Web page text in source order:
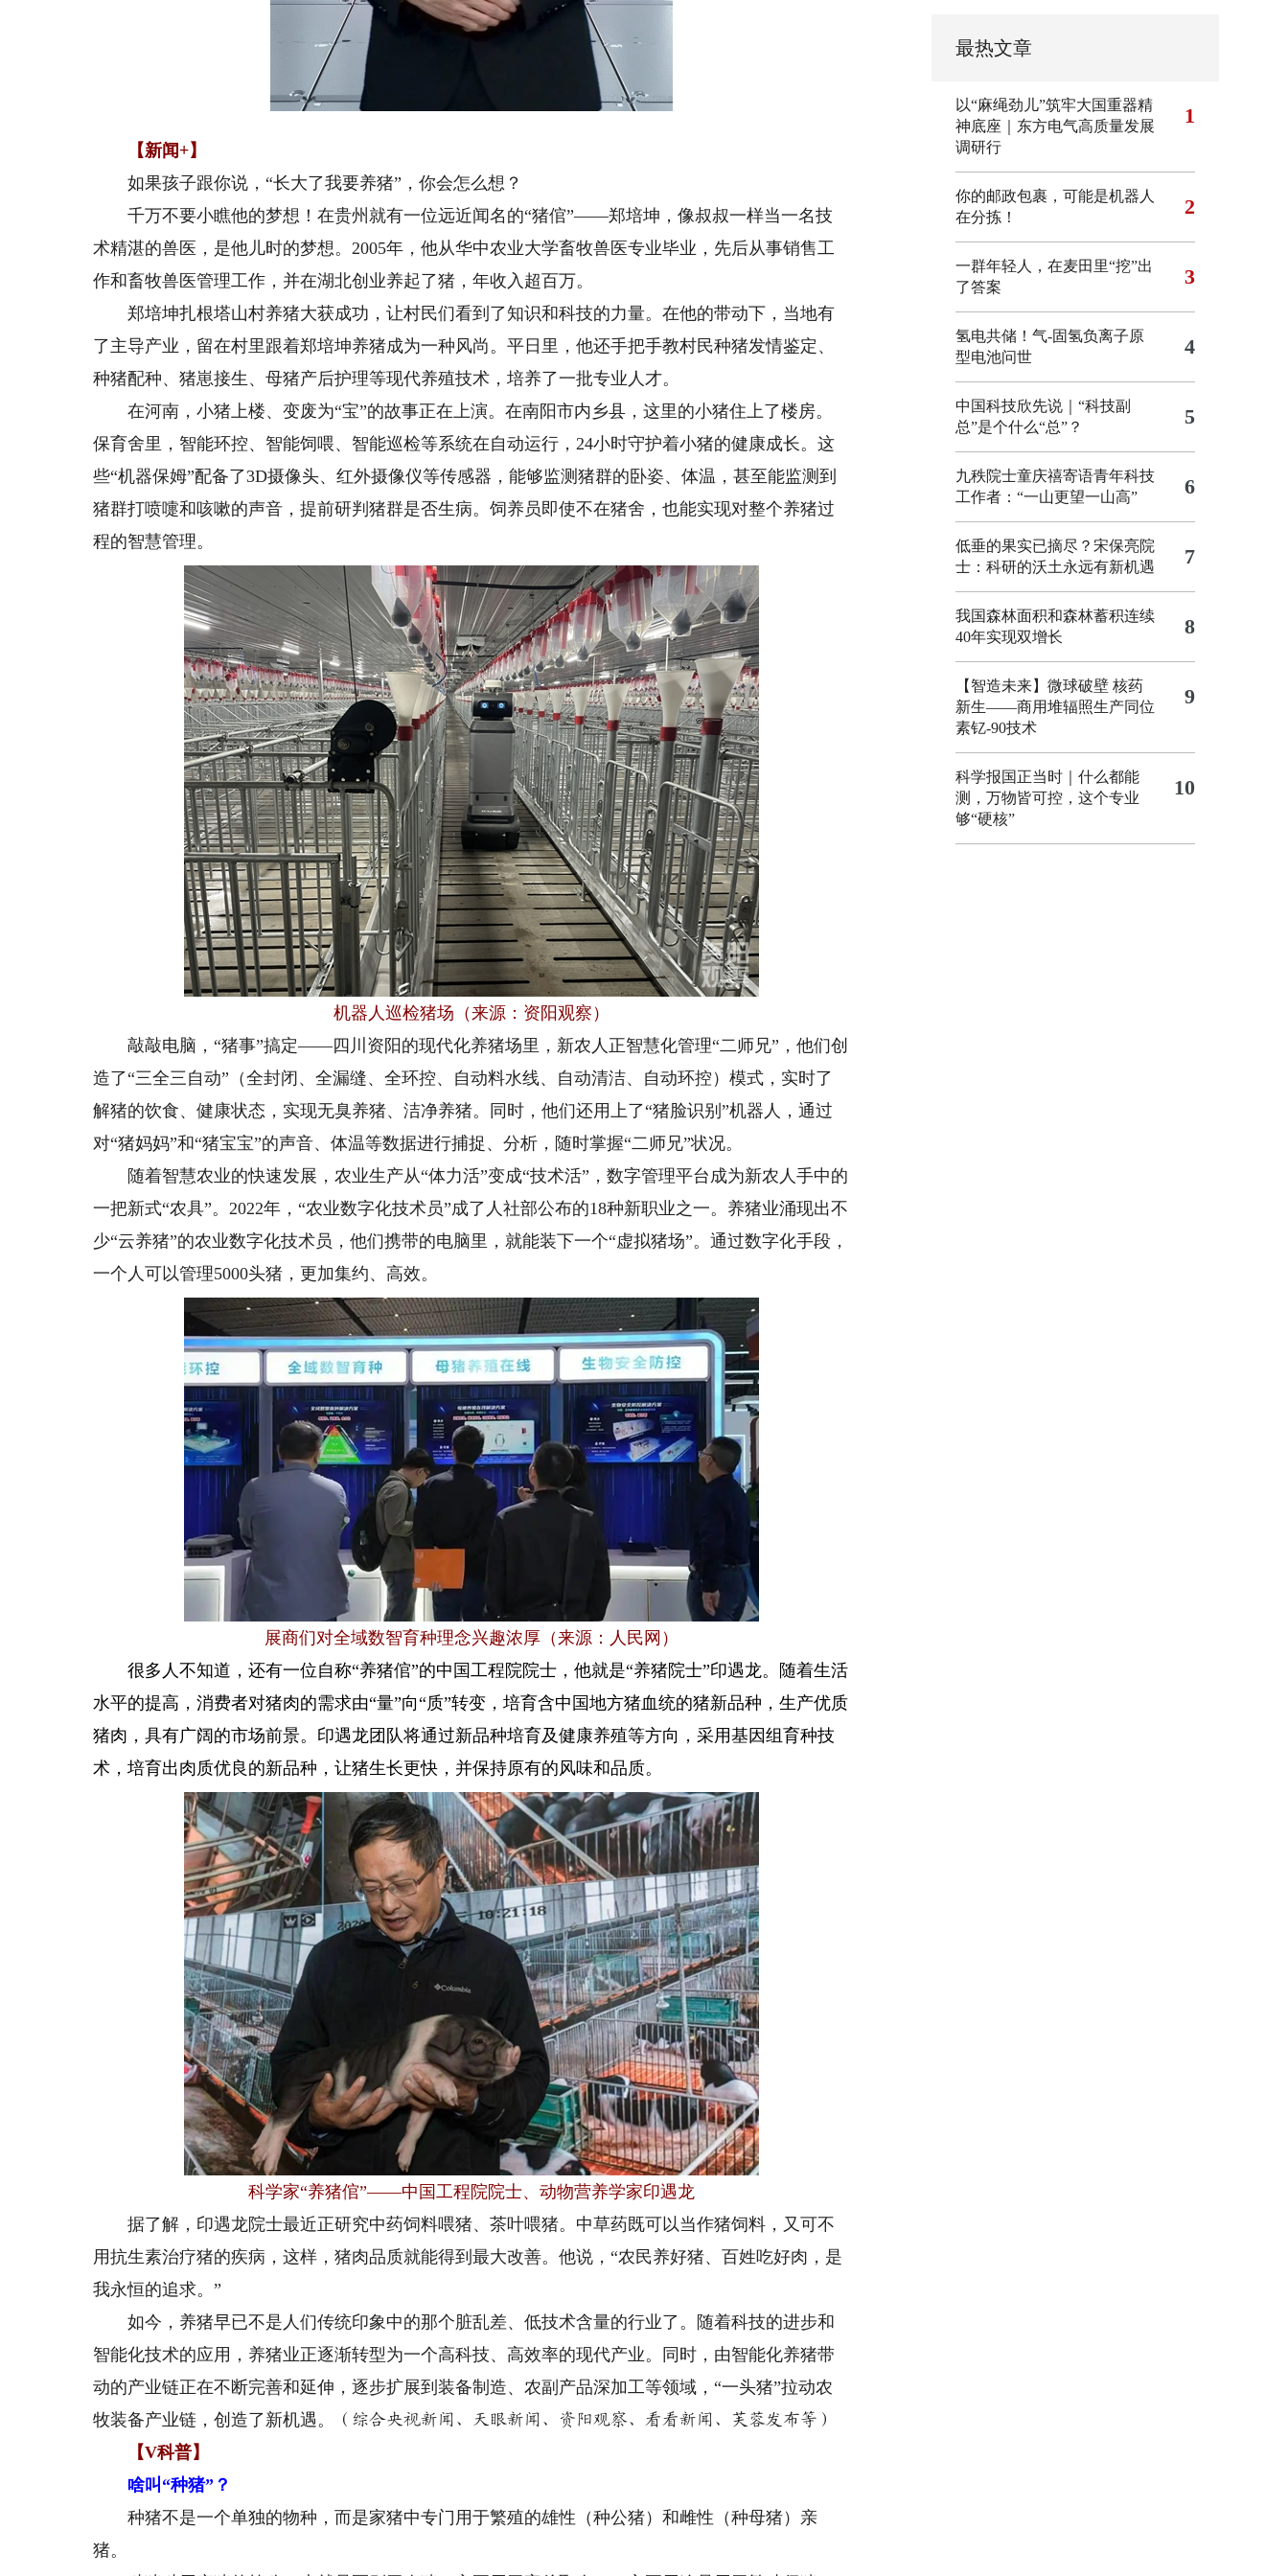
27.13%
Rate
【新闻+】
如果孩子跟你说，“长大了我要养猪”，你会怎么想？
千万不要小瞧他的梦想！在贵州就有一位远近闻名的“猪倌”——郑培坤，像叔叔一样当一名技
术精湛的兽医，是他儿时的梦想。2005年，他从华中农业大学畜牧兽医专业毕业，先后从事销售工
作和畜牧兽医管理工作，并在湖北创业养起了猪，年收入超百万。
郑培坤扎根塔山村养猪大获成功，让村民们看到了知识和科技的力量。在他的带动下，当地有
了主导产业，留在村里跟着郑培坤养猪成为一种风尚。平日里，他还手把手教村民种猪发情鉴定、
种猪配种、猪崽接生、母猪产后护理等现代养殖技术，培养了一批专业人才。
在河南，小猪上楼、变废为“宝”的故事正在上演。在南阳市内乡县，这里的小猪住上了楼房。
保育舍里，智能环控、智能饲喂、智能巡检等系统在自动运行，24小时守护着小猪的健康成长。这
些“机器保姆”配备了3D摄像头、红外摄像仪等传感器，能够监测猪群的卧姿、体温，甚至能监测到
猪群打喷嚏和咳嗽的声音，提前研判猪群是否生病。饲养员即使不在猪舍，也能实现对整个养猪过
程的智慧管理。
机器人巡检猪场（来源：资阳观察）
敲敲电脑，“猪事”搞定——四川资阳的现代化养猪场里，新农人正智慧化管理“二师兄” ，他们创
造了“三全三自动”（全封闭、全漏缝、全环控、自动料水线、自动清洁、自动环控）模式，实时了
解猪的饮食、健康状态，实现无臭养猪、洁净养猪。同时，他们还用上了“猪脸识别”机器人，通过
对“猪妈妈”和“猪宝宝”的声音、体温等数据进行捕捉、分析，随时掌握“二师兄”状况。
随着智慧农业的快速发展，农业生产从“体力活”变成“技术活”，数字管理平台成为新农人手中的
一把新式“农具”。2022年，“农业数字化技术员”成了人社部公布的18种新职业之一。养猪业涌现出不
少“云养猪”的农业数字化技术员，他们携带的电脑里，就能装下一个“虚拟猪场”。通过数字化手段，
一个人可以管理5000头猪，更加集约、高效。
展商们对全域数智育种理念兴趣浓厚（来源：人民网）
很多人不知道，还有一位自称“养猪倌”的中国工程院院士，他就是“养猪院士”印遇龙。随着生活
水平的提高，消费者对猪肉的需求由“量”向“质”转变，培育含中国地方猪血统的猪新品种，生产优质
猪肉，具有广阔的市场前景。印遇龙团队将通过新品种培育及健康养殖等方向，采用基因组育种技
术，培育出肉质优良的新品种，让猪生长更快，并保持原有的风味和品质。
科学家“养猪倌”——中国工程院院士、动物营养学家印遇龙
据了解，印遇龙院士最近正研究中药饲料喂猪、茶叶喂猪。中草药既可以当作猪饲料，又可不
用抗生素治疗猪的疾病，这样，猪肉品质就能得到最大改善。他说，“农民养好猪、百姓吃好肉，是
我永恒的追求。”
如今，养猪早已不是人们传统印象中的那个脏乱差、低技术含量的行业了。随着科技的进步和
智能化技术的应用，养猪业正逐渐转型为一个高科技、高效率的现代产业。同时，由智能化养猪带
动的产业链正在不断完善和延伸，逐步扩展到装备制造、农副产品深加工等领域， “一头猪”拉动农
牧装备产业链，创造了新机遇。 （综合央视新闻、天眼新闻、资阳观察、看看新闻、芙蓉发布等）
【V科普】
啥叫“种猪”？
种猪不是一个单独的物种，而是家猪中专门用于繁殖的雄性（种公猪）和雌性（种母猪）亲
猪。
最热文章
以“麻绳劲儿”筑牢大国重器精
神底座｜东方电气高质量发展
调研行
1
你的邮政包裹，可能是机器人
在分拣！
2
一群年轻人，在麦田里“挖”出
了答案
3
氢电共储！气-固氢负离子原
型电池问世
4
中国科技欣先说｜“科技副
总”是个什么“总”？
5
九秩院士童庆禧寄语青年科技
工作者：“一山更望一山高”
6
低垂的果实已摘尽？宋保亮院
士：科研的沃土永远有新机遇
7
我国森林面积和森林蓄积连续
40年实现双增长
8
【智造未来】微球破壁 核药
新生——商用堆辐照生产同位
素钇-90技术
9
科学报国正当时｜什么都能
测，万物皆可控，这个专业
够“硬核”
10